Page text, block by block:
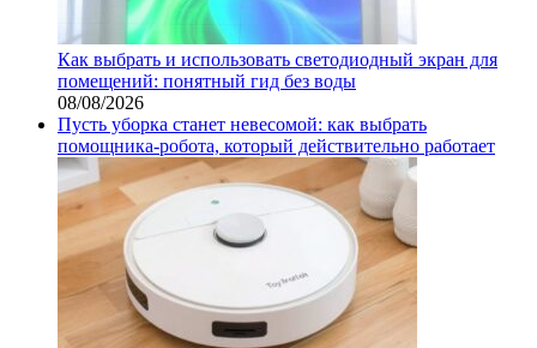
Как выбрать и использовать светодиодный экран для
помещений: понятный гид без воды
08/08/2026
Пусть уборка станет невесомой: как выбрать
помощника‑робота, который действительно работает